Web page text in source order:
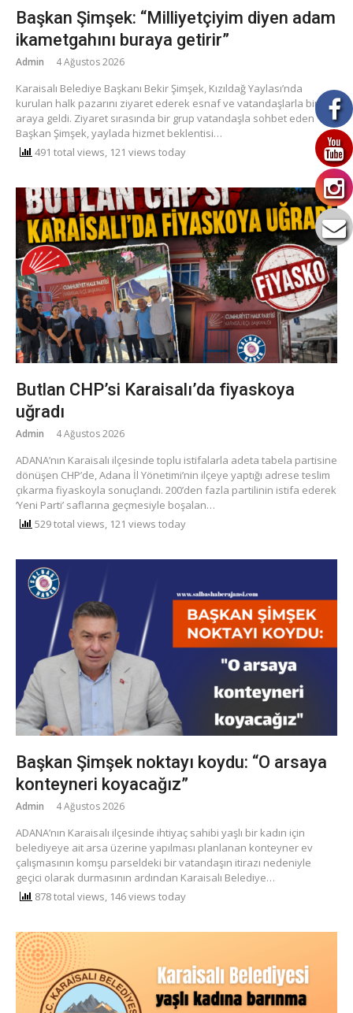
Başkan Şimşek: “Milliyetçiyim diyen adam
ikametgahını buraya getirir”
Admin 4 Ağustos 2026
Karaisalı Belediye Başkanı Bekir Şimşek, Kızıldağ Yaylası’nda
kurulan halk pazarını ziyaret ederek esnaf ve vatandaşlarla bir
araya geldi. Ziyaret sırasında bir grup vatandaşla sohbet eden
Başkan Şimşek, yaylada hizmet beklentisi…
491 total views, 121 views today
Butlan CHP’si Karaisalı’da fiyaskoya
uğradı
Admin 4 Ağustos 2026
​ADANA’nın Karaisalı ilçesinde toplu istifalarla adeta tabela partisine
dönüşen CHP’de, Adana İl Yönetimi’nin ilçeye yaptığı adrese teslim
çıkarma fiyaskoyla sonuçlandı. 200’den fazla partilinin istifa ederek
‘Yeni Parti’ saflarına geçmesiyle boşalan…
529 total views, 121 views today
Başkan Şimşek noktayı koydu: “O arsaya
konteyneri koyacağız”
Admin 4 Ağustos 2026
ADANA’nın Karaisalı ilçesinde ihtiyaç sahibi yaşlı bir kadın için
belediyeye ait arsa üzerine yapılması planlanan konteyner ev
çalışmasının komşu parseldeki bir vatandaşın itirazı nedeniyle
geçici olarak durmasının ardından Karaisalı Belediye…
878 total views, 146 views today